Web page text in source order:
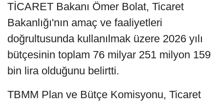
TİCARET Bakanı Ömer Bolat, Ticaret
Bakanlığı'nın amaç ve faaliyetleri
doğrultusunda kullanılmak üzere 2026 yılı
bütçesinin toplam 76 milyar 251 milyon 159
bin lira olduğunu belirtti.
TBMM Plan ve Bütçe Komisyonu, Ticaret